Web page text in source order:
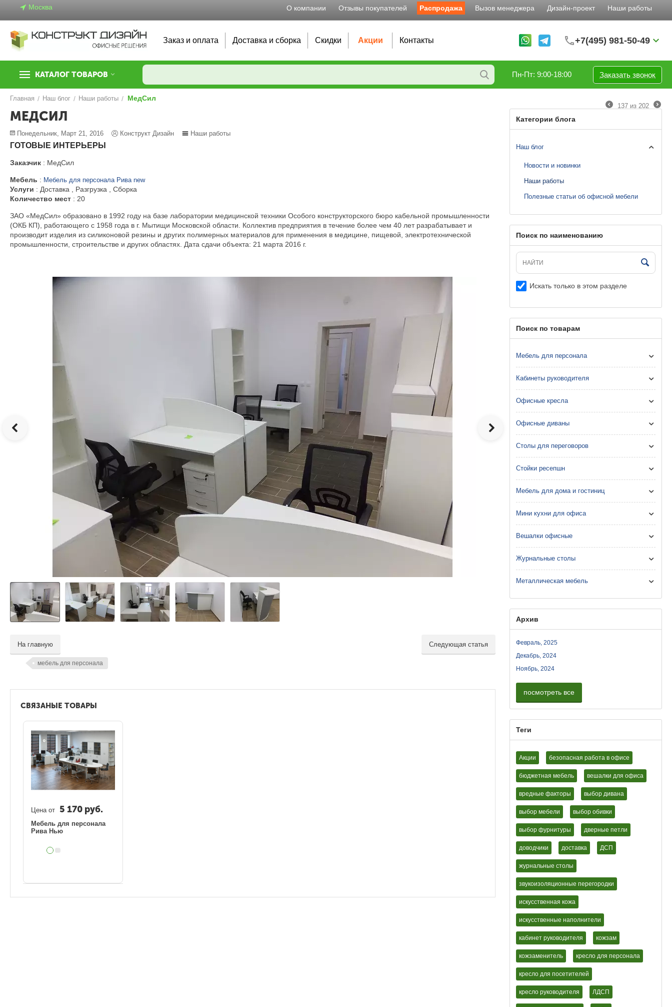
Москва О компании Отзывы покупателей Распродажа Вызов менеджера Дизайн-проект Наши работы
Заказ и оплата Доставка и сборка Скидки Акции Контакты +7(495) 981-50-49
КАТАЛОГ ТОВАРОВ Заказать звонок
Пн-Пт: 9:00-18:00
Главная / Наш блог / Наши работы / МедСил
137 из 202
МЕДСИЛ
Понедельник, Март 21, 2016 Конструкт Дизайн Наши работы
ГОТОВЫЕ ИНТЕРЬЕРЫ
Заказчик : МедСил
Мебель : Мебель для персонала Рива new
Услуги : Доставка , Разгрузка , Сборка
Количество мест : 20
ЗАО «МедСил» образовано в 1992 году на базе лаборатории медицинской техники Особого конструкторского бюро кабельной промышленности
(ОКБ КП), работающего с 1958 года в г. Мытищи Московской области. Коллектив предприятия в течение более чем 40 лет разрабатывает и
производит изделия из силиконовой резины и других полимерных материалов для применения в медицине, пищевой, электротехнической
промышленности, строительстве и других областях. Дата сдачи объекта: 21 марта 2016 г.
На главную Следующая статья
мебель для персонала
СВЯЗАНЫЕ ТОВАРЫ
Цена от 5 170 руб.
Мебель для персонала
Рива Нью
Категории блога
Наш блог
Новости и новинки
Наши работы
Полезные статьи об офисной мебели
Поиск по наименованию
Искать только в этом разделе
Поиск по товарам
Мебель для персонала
Кабинеты руководителя
Офисные кресла
Офисные диваны
Столы для переговоров
Стойки ресепшн
Мебель для дома и гостиниц
Мини кухни для офиса
Вешалки офисные
Журнальные столы
Металлическая мебель
Архив
Февраль, 2025
Декабрь, 2024
Ноябрь, 2024
посмотреть все
Теги
Акции безопасная работа в офисе
бюджетная мебель вешалки для офиса
вредные факторы выбор дивана
выбор мебели выбор обивки
выбор фурнитуры дверные петли
доводчики доставка ДСП
журнальные столы
звукоизоляционные перегородки
искусственная кожа
искусственные наполнители
кабинет руководителя кожзам
кожзаменитель кресло для персонала
кресло для посетителей
кресло руководителя ЛДСП